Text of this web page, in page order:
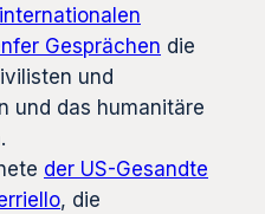
internationalen
Gesprächen die
und
und das humanitäre
der US-Gesandte
, die